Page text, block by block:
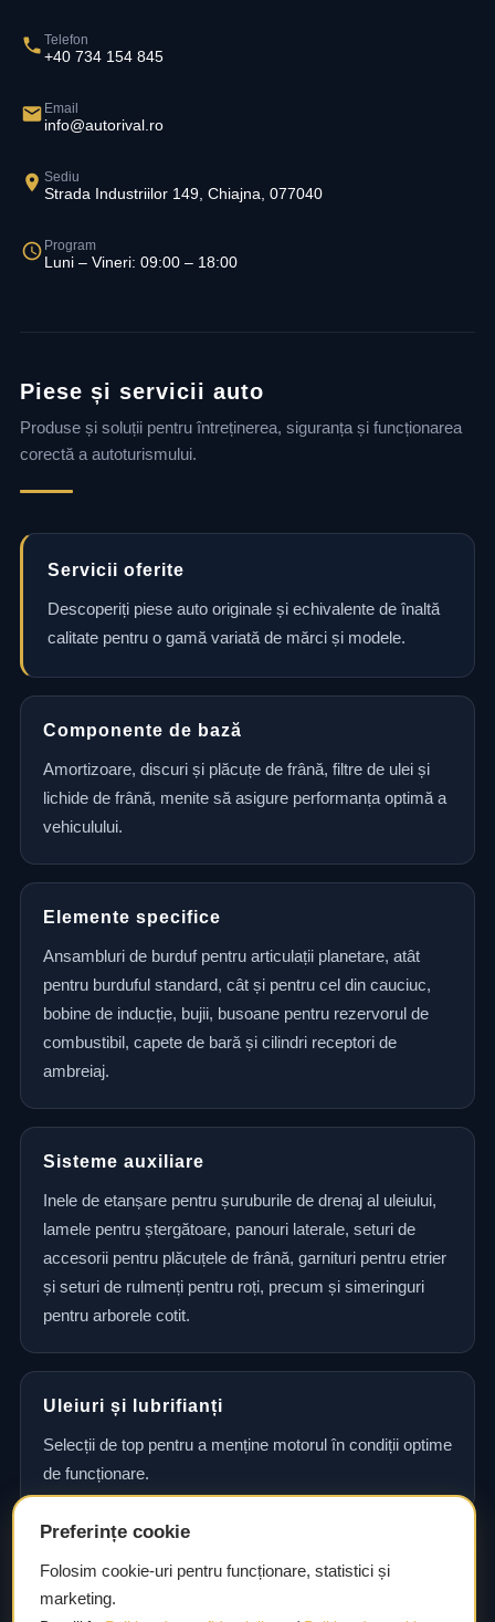
Telefon
+40 734 154 845
Email
info@autorival.ro
Sediu
Strada Industriilor 149, Chiajna, 077040
Program
Luni – Vineri: 09:00 – 18:00
Piese și servicii auto
Produse și soluții pentru întreținerea, siguranța și funcționarea
corectă a autoturismului.
Servicii oferite
Descoperiți piese auto originale și echivalente de înaltă
calitate pentru o gamă variată de mărci și modele.
Componente de bază
Amortizoare, discuri și plăcuțe de frână, filtre de ulei și
lichide de frână, menite să asigure performanța optimă a
vehiculului.
Elemente specifice
Ansambluri de burduf pentru articulații planetare, atât
pentru burduful standard, cât și pentru cel din cauciuc,
bobine de inducție, bujii, busoane pentru rezervorul de
combustibil, capete de bară și cilindri receptori de
ambreiaj.
Sisteme auxiliare
Inele de etanșare pentru șuruburile de drenaj al uleiului,
lamele pentru ștergătoare, panouri laterale, seturi de
accesorii pentru plăcuțele de frână, garnituri pentru etrier
și seturi de rulmenți pentru roți, precum și simeringuri
pentru arborele cotit.
Uleiuri și lubrifianți
Selecții de top pentru a menține motorul în condiții optime
de funcționare.
Consultanță și asistență tehnică
Consultanță și asistență tehnică pentru alegerea pieselor
Preferințe cookie
Folosim cookie-uri pentru funcționare, statistici și
marketing.